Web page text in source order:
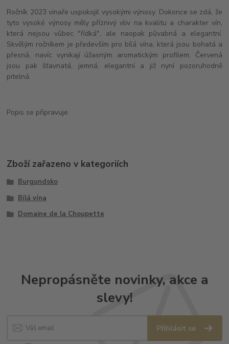
Ročník 2023 vinaře uspokojil vysokými výnosy. Dokonce se zdá, že
tyto vysoké výnosy měly příznivý vliv na kvalitu a charakter vín,
která nejsou vůbec "řídká", ale naopak půvabná a elegantní.
Skvělým ročníkem je především pro bílá vína, která jsou bohatá a
přesná, navíc vynikají úžasným aromatickým profilem. Červená
jsou pak šťavnatá, jemná, elegantní a již nyní pozoruhodně
pitelná.
Popis se připravuje
Zboží zařazeno v kategoriích
Burgundsko
Bílá vína
Domaine de la Choupette
Nepropásněte novinky, akce a
slevy!
Přihlásit se